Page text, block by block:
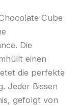
Cube
Die
einen
die perfekte
Jeder Bissen
gefolgt von